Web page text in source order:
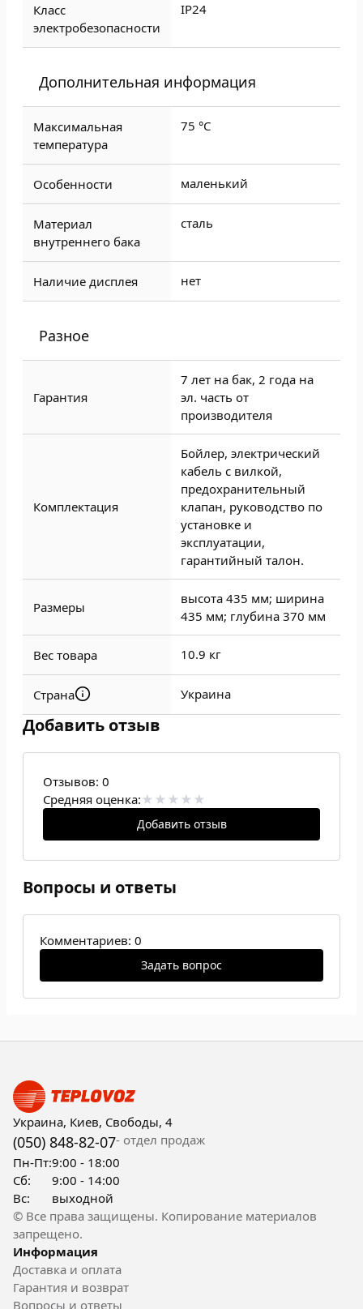
Класс
электробезопасности
IP24
Дополнительная информация
Максимальная
температура
75 °С
Особенности маленький
Материал
внутреннего бака
сталь
Наличие дисплея нет
Разное
Гарантия
7 лет на бак, 2 года на
эл. часть от
производителя
Комплектация
Бойлер, электрический
кабель с вилкой,
предохранительный
клапан, руководство по
установке и
эксплуатации,
гарантийный талон.
Размеры
высота 435 мм; ширина
435 мм; глубина 370 мм
Вес товара 10.9 кг
Страна Украина
Добавить отзыв
Отзывов: 0
Средняя оценка:
Добавить отзыв
Вопросы и ответы
Комментариев: 0
Задать вопрос
Украина, Киев, Свободы, 4
(050) 848-82-07- отдел продаж
Пн-Пт:9:00 - 18:00
Сб:
9:00 - 14:00
Вс:
выходной
© Все права защищены. Копирование материалов
запрещено.
Информация
Доставка и оплата
Гарантия и возврат
Вопросы и ответы